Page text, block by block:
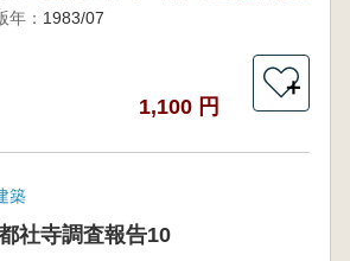
年： 1983/07
1,100 円
＋
築
社寺調査報告10